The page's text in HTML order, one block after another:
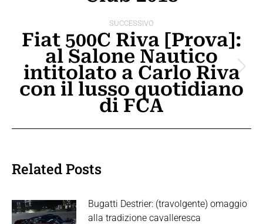
SUCCESSIVO
Prossimo
post:
Fiat 500C Riva [Prova]:
al Salone Nautico
intitolato a Carlo Riva
con il lusso quotidiano
di FCA
Related Posts
Bugatti Destrier: (travolgente) omaggio
alla tradizione cavalleresca